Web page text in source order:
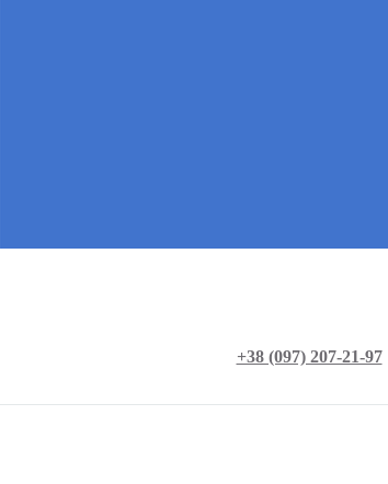
+38 (097) 207-21-97